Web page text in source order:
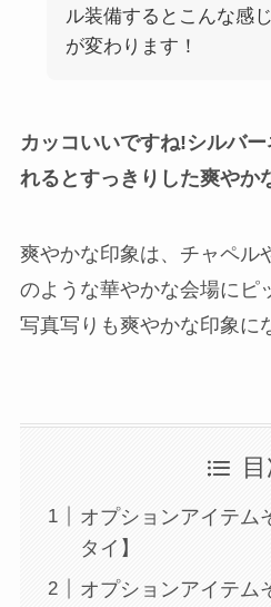
ル装備するとこんな感
が変わります！
カッコいいですね!シルバ
れるとすっきりした爽やか
爽やかな印象は、チャペル
のような華やかな会場にピ
写真写りも爽やかな印象に
オプションアイテム
タイ】
オプションアイテム